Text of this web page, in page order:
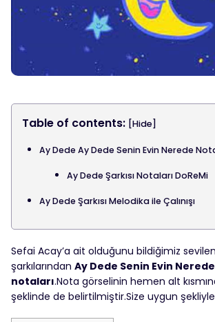
Table of contents: [Hide]
Ay Dede Ay Dede Senin Evin Nerede
Ay Dede Şarkısı Notaları DoReMi
Ay Dede Şarkısı Melodika ile Çalınışı
Sefai Acay’a ait olduğunu bildiğimiz
şarkılarından Ay Dede Senin Evin Nerede
notaları.Nota görselinin hemen alt
şeklinde de belirtilmiştir.Size uygun